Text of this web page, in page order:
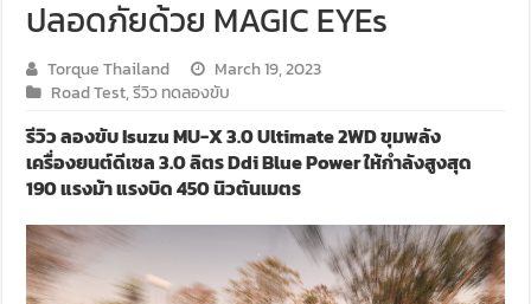
ปลอดภัยด้วย MAGIC EYEs
Torque Thailand
March 19, 2023
Road Test,รีวิว ทดลองขับ
รีวิว ลองขับ Isuzu MU-X 3.0 Ultimate 2WD ขุมพลัง
เครื่องยนต์ดีเซล 3.0 ลิตร Ddi Blue Power ให้กำลังสูงสุด
190 แรงม้า แรงบิด 450 นิวตันเมตร